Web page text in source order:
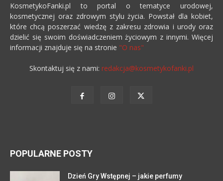
KosmetykoFanki.pl to portal o tematyce urodowej,
kosmetycznej oraz zdrowym stylu życia. Powstał dla kobiet,
które chcą poszerzać wiedzę z zakresu zdrowia i urody oraz
dzielić się swoim doświadczeniem życiowym z innymi. Więcej
informacji znajduje się na stronie "O nas"
Skontaktuj się z nami: redakcja@kosmetykofanki.pl
POPULARNE POSTY
Dzień Gry Wstępnej – jakie perfumy